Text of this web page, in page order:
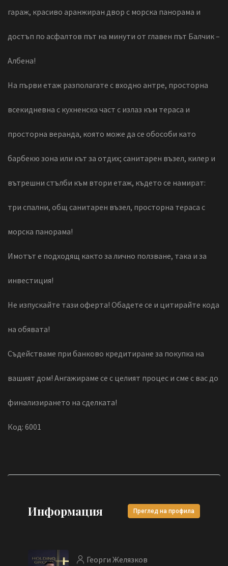
гараж, красиво аранжиран двор с морска панорама и
достъп по асфалтов път на минути от главен път Балчик –
Албена!
На първи етаж разполагате с входно антре, просторна
всекидневна с кухненска част с излаз към тераса и
просторна веранда, която може да се обособи като
барбекю зона или кът за отдих; санитарен възел, килер и
вътрешни стълби към втори етаж, където се намират:
три спални, общ санитарен възел, просторна тераса с
морска панорама!
Имотът е подходящ както за лично ползване, така и за
инвестиция!
Не изпускайте тази оферта! Обадете се и цитирайте кода
на обявата!
Съдействаме при банково кредитиране за покупка на
вашият дом! Ангажираме се с целият процес и сме с вас до
финализирането на сделката!
Код: 6001
Информация Преглед на профила
Георги Желязков